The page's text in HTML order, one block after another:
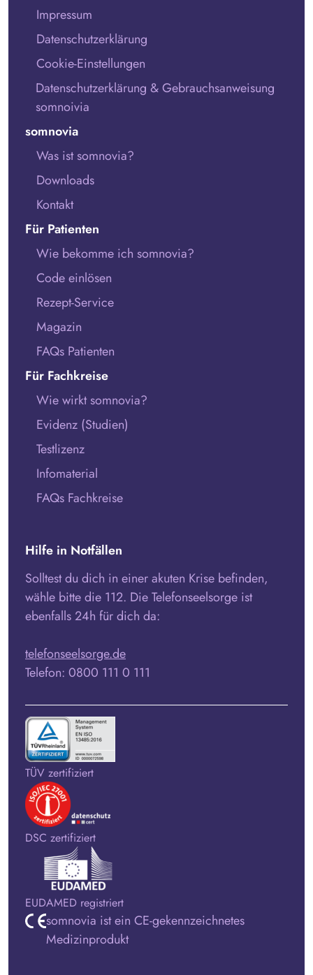
Impressum
Datenschutzerklärung
Cookie-Einstellungen
Datenschutzerklärung & Gebrauchsanweisung
somnoivia
somnovia
Was ist somnovia?
Downloads
Kontakt
Für Patienten
Wie bekomme ich somnovia?
Code einlösen
Rezept-Service
Magazin
FAQs Patienten
Für Fachkreise
Wie wirkt somnovia?
Evidenz (Studien)
Testlizenz
Infomaterial
FAQs Fachkreise
Hilfe in Notfällen
Solltest du dich in einer akuten Krise befinden,
wähle bitte die 112. Die Telefonseelsorge ist
ebenfalls 24h für dich da:
telefonseelsorge.de
Telefon: 0800 111 0 111
TÜV zertifiziert
DSC zertifiziert
EUDAMED registriert
somnovia ist ein CE-gekennzeichnetes
Medizinprodukt